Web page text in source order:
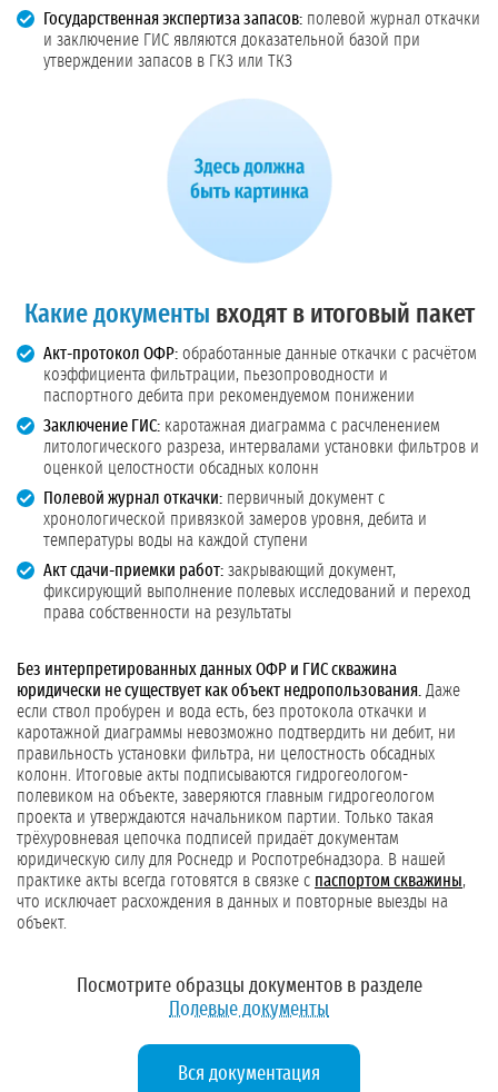
Государственная экспертиза запасов: полевой журнал откачки
и заключение ГИС являются доказательной базой при
утверждении запасов в ГКЗ или ТКЗ
Какие документы входят в итоговый пакет
Акт-протокол ОФР: обработанные данные откачки с расчётом
коэффициента фильтрации, пьезопроводности и
паспортного дебита при рекомендуемом понижении
Заключение ГИС: каротажная диаграмма с расчленением
литологического разреза, интервалами установки фильтров и
оценкой целостности обсадных колонн
Полевой журнал откачки: первичный документ с
хронологической привязкой замеров уровня, дебита и
температуры воды на каждой ступени
Акт сдачи-приемки работ: закрывающий документ,
фиксирующий выполнение полевых исследований и переход
права собственности на результаты
Без интерпретированных данных ОФР и ГИС скважина
юридически не существует как объект недропользования. Даже
если ствол пробурен и вода есть, без протокола откачки и
каротажной диаграммы невозможно подтвердить ни дебит, ни
правильность установки фильтра, ни целостность обсадных
колонн. Итоговые акты подписываются гидрогеологом-
полевиком на объекте, заверяются главным гидрогеологом
проекта и утверждаются начальником партии. Только такая
трёхуровневая цепочка подписей придаёт документам
юридическую силу для Роснедр и Роспотребнадзора. В нашей
практике акты всегда готовятся в связке с паспортом скважины,
что исключает расхождения в данных и повторные выезды на
объект.
Посмотрите образцы документов в разделе
Полевые документы
Вся документация